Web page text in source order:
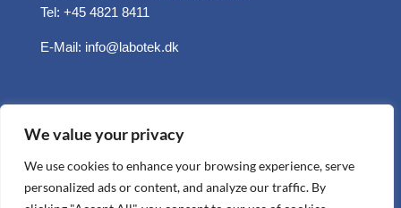
We value your privacy
We use cookies to enhance your browsing experience, serve
personalized ads or content, and analyze our traffic. By
Tel: +45 4821 8411
E-Mail: info@labotek.dk